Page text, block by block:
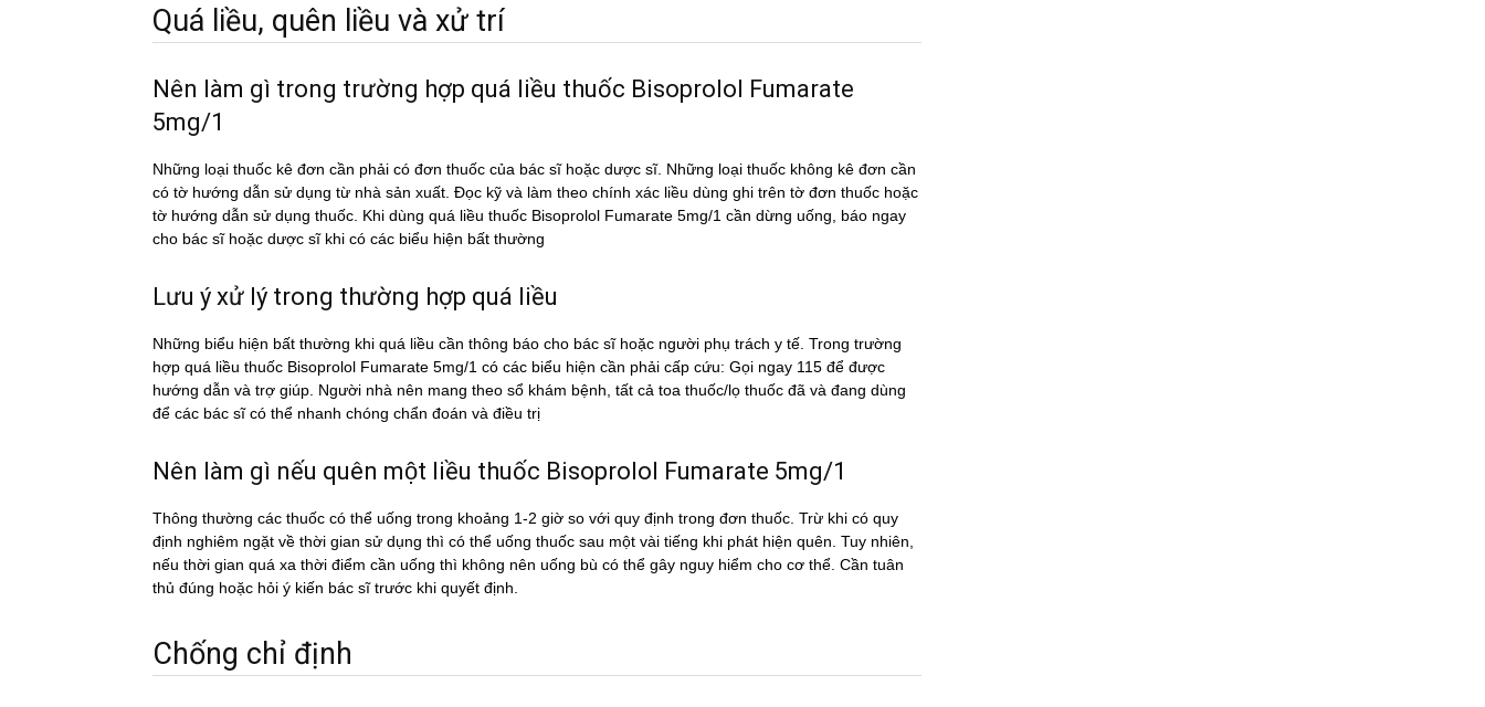
Quá liều, quên liều và xử trí
Nên làm gì trong trường hợp quá liều thuốc Bisoprolol Fumarate
5mg/1
Những loại thuốc kê đơn cần phải có đơn thuốc của bác sĩ hoặc dược sĩ. Những loại thuốc không kê đơn cần
có tờ hướng dẫn sử dụng từ nhà sản xuất. Đọc kỹ và làm theo chính xác liều dùng ghi trên tờ đơn thuốc hoặc
tờ hướng dẫn sử dụng thuốc. Khi dùng quá liều thuốc Bisoprolol Fumarate 5mg/1 cần dừng uống, báo ngay
cho bác sĩ hoặc dược sĩ khi có các biểu hiện bất thường
Lưu ý xử lý trong thường hợp quá liều
Những biểu hiện bất thường khi quá liều cần thông báo cho bác sĩ hoặc người phụ trách y tế. Trong trường
hợp quá liều thuốc Bisoprolol Fumarate 5mg/1 có các biểu hiện cần phải cấp cứu: Gọi ngay 115 để được
hướng dẫn và trợ giúp. Người nhà nên mang theo sổ khám bệnh, tất cả toa thuốc/lọ thuốc đã và đang dùng
để các bác sĩ có thể nhanh chóng chẩn đoán và điều trị
Nên làm gì nếu quên một liều thuốc Bisoprolol Fumarate 5mg/1
Thông thường các thuốc có thể uống trong khoảng 1-2 giờ so với quy định trong đơn thuốc. Trừ khi có quy
định nghiêm ngặt về thời gian sử dụng thì có thể uống thuốc sau một vài tiếng khi phát hiện quên. Tuy nhiên,
nếu thời gian quá xa thời điểm cần uống thì không nên uống bù có thể gây nguy hiểm cho cơ thể. Cần tuân
thủ đúng hoặc hỏi ý kiến bác sĩ trước khi quyết định.
Chống chỉ định